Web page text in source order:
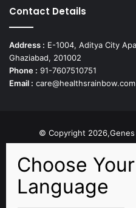
Contact Details
Address : E-1004, Aditya City
Ghaziabad, 201002
Phone : 91-7607510751
Email : care@healthsrainbow.com
© Copyright 2026,Genes
Facebook
X